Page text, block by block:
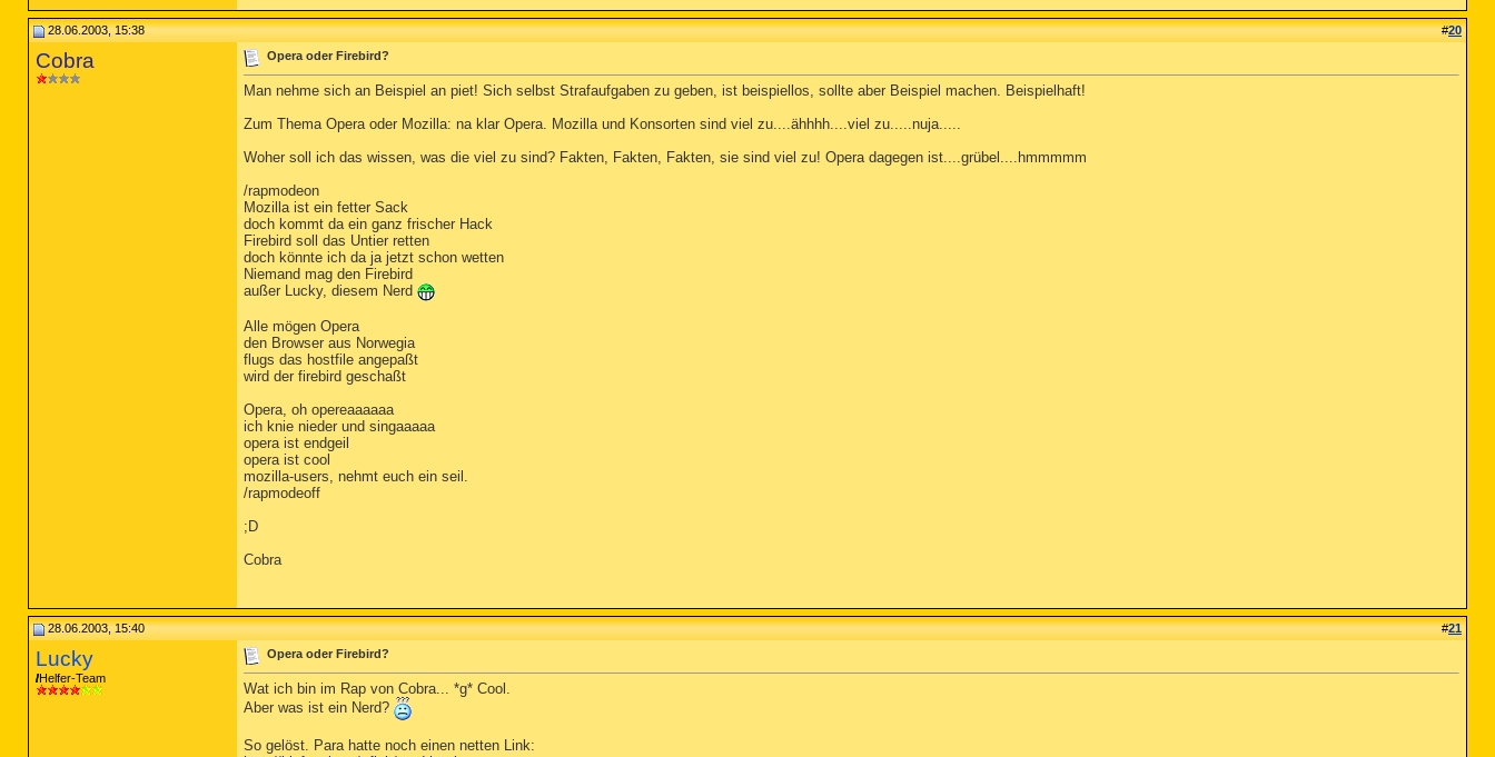
28.06.2003, 15:38 #20
Cobra Opera oder Firebird?
Man nehme sich an Beispiel an piet! Sich selbst Strafaufgaben zu geben, ist beispiellos, sollte aber Beispiel machen. Beispielhaft!
Zum Thema Opera oder Mozilla: na klar Opera. Mozilla und Konsorten sind viel zu....ähhhh....viel zu.....nuja.....
Woher soll ich das wissen, was die viel zu sind? Fakten, Fakten, Fakten, sie sind viel zu! Opera dagegen ist....grübel....hmmmmm
/rapmodeon
Mozilla ist ein fetter Sack
doch kommt da ein ganz frischer Hack
Firebird soll das Untier retten
doch könnte ich da ja jetzt schon wetten
Niemand mag den Firebird
außer Lucky, diesem Nerd
Alle mögen Opera
den Browser aus Norwegia
flugs das hostfile angepaßt
wird der firebird geschaßt
Opera, oh opereaaaaaa
ich knie nieder und singaaaaa
opera ist endgeil
opera ist cool
mozilla-users, nehmt euch ein seil.
/rapmodeoff
;D
Cobra
28.06.2003, 15:40 #21
Lucky
Helfer-Team
Opera oder Firebird?
Wat ich bin im Rap von Cobra... *g* Cool.
Aber was ist ein Nerd?
So gelöst. Para hatte noch einen netten Link: